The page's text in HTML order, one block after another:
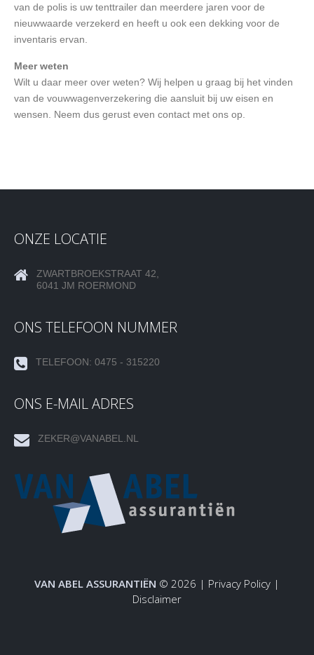
van de polis is uw tenttrailer dan meerdere jaren voor de
nieuwwaarde verzekerd en heeft u ook een dekking voor de
inventaris ervan.
Meer weten
Wilt u daar meer over weten? Wij helpen u graag bij het vinden
van de vouwwagenverzekering die aansluit bij uw eisen en
wensen. Neem dus gerust even contact met ons op.
ONZE LOCATIE
ZWARTBROEKSTRAAT 42,
6041 JM ROERMOND
ONS TELEFOON NUMMER
TELEFOON: 0475 - 315220
ONS E-MAIL ADRES
ZEKER@VANABEL.NL
VAN ABEL ASSURANTIËN © 2026 | Privacy Policy |
Disclaimer